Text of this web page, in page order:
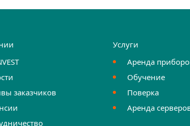
заказчиков
Услуги
Аренда
Обучение
Поверка
Аренда